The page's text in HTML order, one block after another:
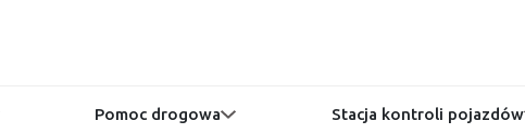
Pomoc drogowa Stacja kontroli pojazdów